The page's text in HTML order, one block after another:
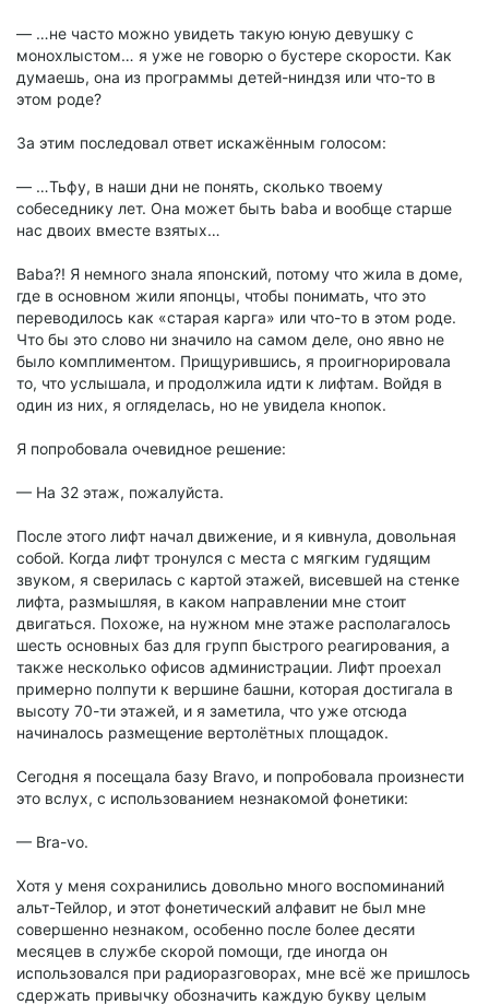
— …не часто можно увидеть такую юную девушку с
монохлыстом… я уже не говорю о бустере скорости. Как
думаешь, она из программы детей-ниндзя или что-то в
этом роде?
За этим последовал ответ искажённым голосом:
— …Тьфу, в наши дни не понять, сколько твоему
собеседнику лет. Она может быть baba и вообще старше
нас двоих вместе взятых…
Baba?! Я немного знала японский, потому что жила в доме,
где в основном жили японцы, чтобы понимать, что это
переводилось как «старая карга» или что-то в этом роде.
Что бы это слово ни значило на самом деле, оно явно не
было комплиментом. Прищурившись, я проигнорировала
то, что услышала, и продолжила идти к лифтам. Войдя в
один из них, я огляделась, но не увидела кнопок.
Я попробовала очевидное решение:
— На 32 этаж, пожалуйста.
После этого лифт начал движение, и я кивнула, довольная
собой. Когда лифт тронулся с места с мягким гудящим
звуком, я сверилась с картой этажей, висевшей на стенке
лифта, размышляя, в каком направлении мне стоит
двигаться. Похоже, на нужном мне этаже располагалось
шесть основных баз для групп быстрого реагирования, а
также несколько офисов администрации. Лифт проехал
примерно полпути к вершине башни, которая достигала в
высоту 70-ти этажей, и я заметила, что уже отсюда
начиналось размещение вертолётных площадок.
Сегодня я посещала базу Bravo, и попробовала произнести
это вслух, с использованием незнакомой фонетики:
— Bra-vo.
Хотя у меня сохранились довольно много воспоминаний
альт-Тейлор, и этот фонетический алфавит не был мне
совершенно незнаком, особенно после более десяти
месяцев в службе скорой помощи, где иногда он
использовался при радиоразговорах, мне всё же пришлось
сдержать привычку обозначить каждую букву целым